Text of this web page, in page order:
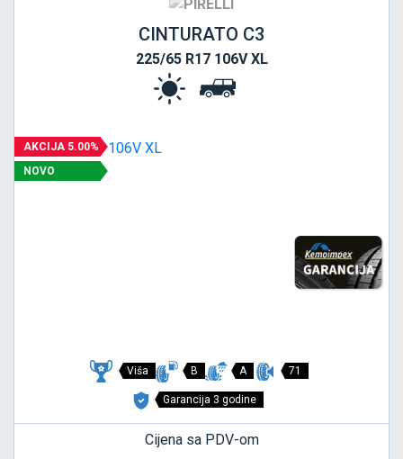
CINTURATO C3
225/65 R17 106V XL
AKCIJA 5.00%
NOVO
Viša B A 71
Garancija 3 godine
Cijena sa PDV-om